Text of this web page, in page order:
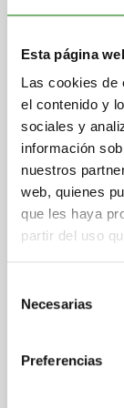
Esta página
Las cookies de
el contenido y
sociales y
información
nuestros
web, quienes
que les haya
partir del uso
Necesarias
Preferencias
VERSIÓN
VOLUMEN DE
4 mordazas